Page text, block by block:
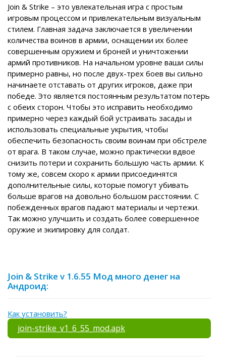
Join & Strike – это увлекательная игра с простым
игровым процессом и привлекательным визуальным
стилем. Главная задача заключается в увеличении
количества воинов в армии, оснащении их более
совершенным оружием и броней и уничтожении
армий противников. На начальном уровне ваши силы
примерно равны, но после двух-трех боев вы сильно
начинаете отставать от других игроков, даже при
победе. Это является постоянным результатом потерь
с обеих сторон. Чтобы это исправить необходимо
примерно через каждый бой устраивать засады и
использовать специальные укрытия, чтобы
обеспечить безопасность своим воинам при обстреле
от врага. В таком случае, можно практически вдвое
снизить потери и сохранить большую часть армии. К
тому же, совсем скоро к армии присоединятся
дополнительные силы, которые помогут убивать
больше врагов на довольно большом расстоянии. С
побежденных врагов падают материалы и чертежи.
Так можно улучшить и создать более совершенное
оружие и экипировку для солдат.
Join & Strike v 1.6.55 Мод много денег на
Андроид:
Как установить?
join-strike_v1_6_55_mod.apk